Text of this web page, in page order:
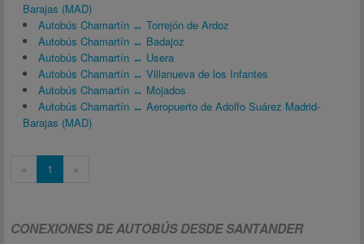
Barajas (MAD)
Autobús Chamartín ↔ Torrejón de Ardoz
Autobús Chamartín ↔ Badajoz
Autobús Chamartín ↔ Usera
Autobús Chamartín ↔ Villanueva de los Infantes
Autobús Chamartín ↔ Mojados
Autobús Chamartín ↔ Aeropuerto de Adolfo Suárez Madrid-
Barajas (MAD)
« 1 »
CONEXIONES DE AUTOBÚS DESDE SANTANDER